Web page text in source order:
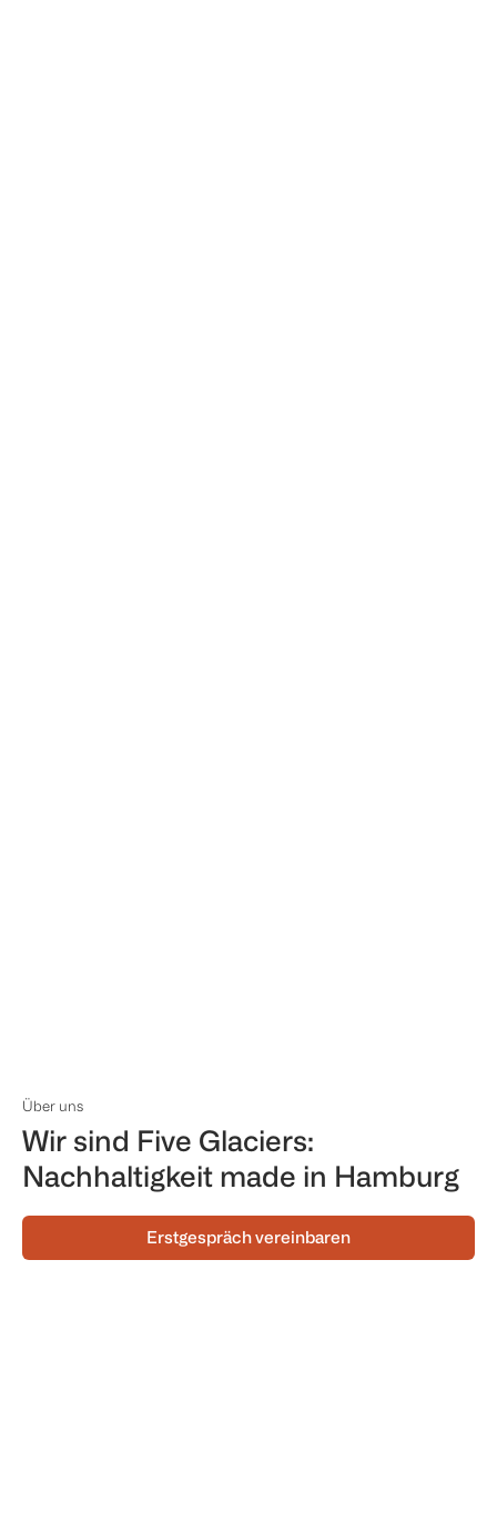
Über uns
Wir sind Five Glaciers:
Nachhaltigkeit made in Hamburg
Erstgespräch vereinbaren